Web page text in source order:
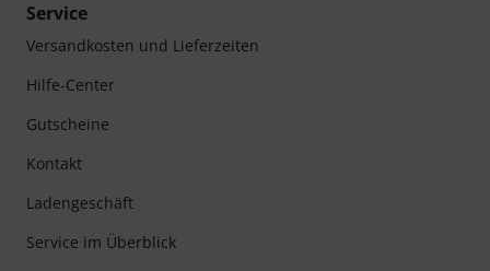
Service
Versandkosten und Lieferzeiten
Hilfe-Center
Gutscheine
Kontakt
Ladengeschäft
Service im Überblick